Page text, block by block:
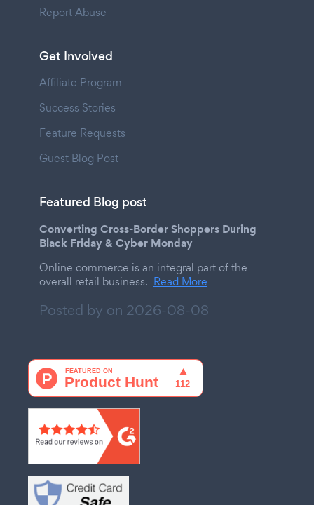
Report Abuse
Get Involved
Affiliate Program
Success Stories
Feature Requests
Guest Blog Post
Featured Blog post
Converting Cross-Border Shoppers During
Black Friday & Cyber Monday
Online commerce is an integral part of the
overall retail business. Read More
Posted by on 2026-08-08